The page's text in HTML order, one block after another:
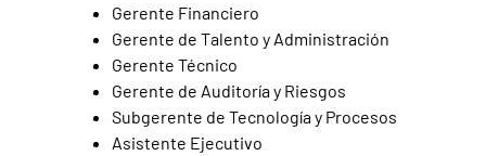
Gerente Financiero
Gerente de Talento y Administración
Gerente Técnico
Gerente de Auditoría y Riesgos
Subgerente de Tecnología y Procesos
Asistente Ejecutivo